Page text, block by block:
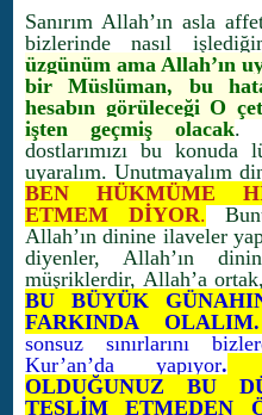
Sanırım Allah’ın asla
bizlerinde nasıl
üzgünüm ama Allah’ın
bir Müslüman, bu
hesabın görüleceği O
işten geçmiş olacak.
dostlarımızı bu konuda
uyaralım. Unutmayalım
BEN HÜKMÜME
ETMEM DİYOR.
Allah’ın dinine ilaveler
diyenler, Allah’ın
müşriklerdir, Allah’a
BU BÜYÜK
FARKINDA
sonsuz sınırlarını
Kur’an’da yapıyor.
OLDUĞUNUZ BU
TESLİM ETMEDEN